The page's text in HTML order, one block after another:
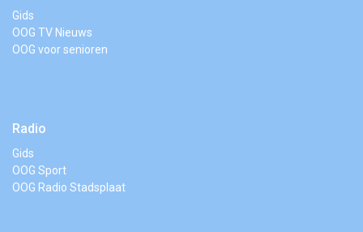
Gids
OOG TV Nieuws
OOG voor senioren
Radio
Gids
OOG Sport
OOG Radio Stadsplaat